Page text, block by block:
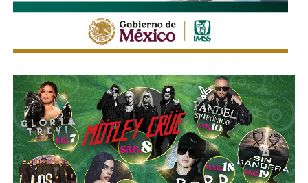
den la cara por lo que publican.
“Respaldaremos a la presidenta”: Ruth
González